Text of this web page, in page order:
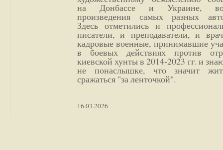
на Донбассе и Украине,
произведения самых разных
Здесь отметились и
писатели, и преподаватели, и
кадровые военные, принимавшие
в боевых действиях против
киевской хунты в 2014-2023 гг. и
не понаслышке, что значит
сражаться "за ленточкой".
16.03.2026